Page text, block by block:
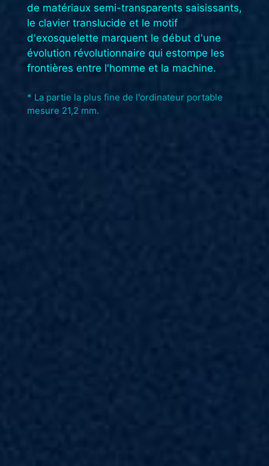
de matériaux semi-transparents saisissants,
le clavier translucide et le motif
d'exosquelette marquent le début d'une
évolution révolutionnaire qui estompe les
frontières entre l'homme et la machine. ​
* La partie la plus fine de l'ordinateur portable
mesure 21,2 mm.